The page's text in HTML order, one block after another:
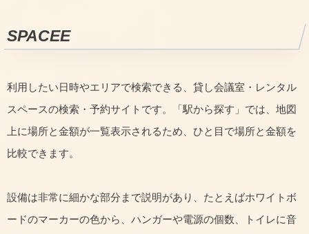
SPACEE
利用したい日時やエリアで検索できる、貸し会議室・レンタル
スペースの検索・予約サイトです。「駅から探す」では、地図
上に場所と金額が一覧表示されるため、ひと目で場所と金額を
比較できます。
設備は非常に細かな部分まで説明があり、たとえばホワイトボ
ードのマーカーの色から、ハンガーや電源の個数、トイレに音